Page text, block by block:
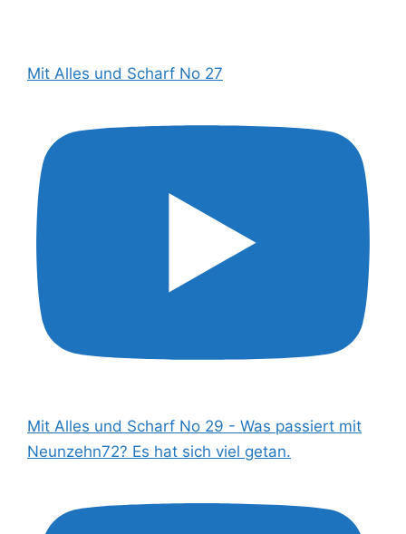
Mit Alles und Scharf No 27
Mit Alles und Scharf No 29 - Was passiert mit
Neunzehn72? Es hat sich viel getan.